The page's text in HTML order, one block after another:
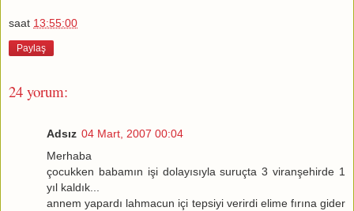
saat 13:55:00
Paylaş
24 yorum:
Adsız 04 Mart, 2007 00:04
Merhaba
çocukken babamın işi dolayısıyla suruçta 3 viranşehirde 1
yıl kaldık...
annem yapardı lahmacun içi tepsiyi verirdi elime fırına gider